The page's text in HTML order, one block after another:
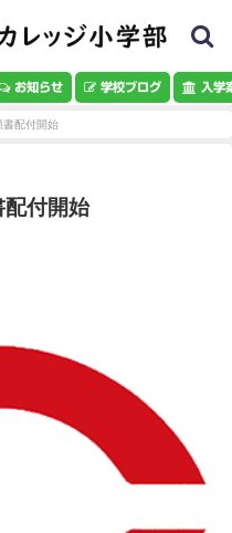
お知らせ 学校ブログ 入学
書配付開始
配付開始